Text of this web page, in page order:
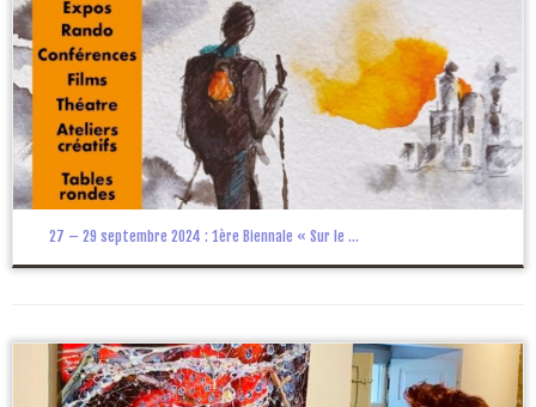
27 – 29 septembre 2024 : 1ère Biennale « Sur le ...